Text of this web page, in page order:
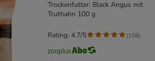
Trockenfutter: Black Angus mit
Truthahn 100 g
Rating: 4.7/5 (158)